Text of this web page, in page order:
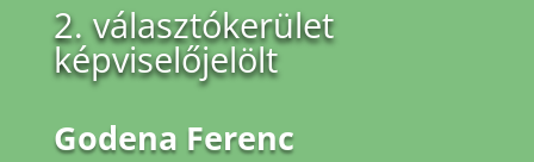
2. választókerület
képviselőjelölt
Godena Ferenc